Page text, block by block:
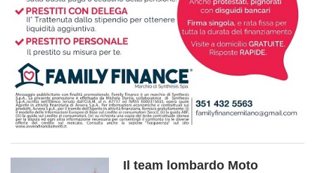
Il team lombardo Moto